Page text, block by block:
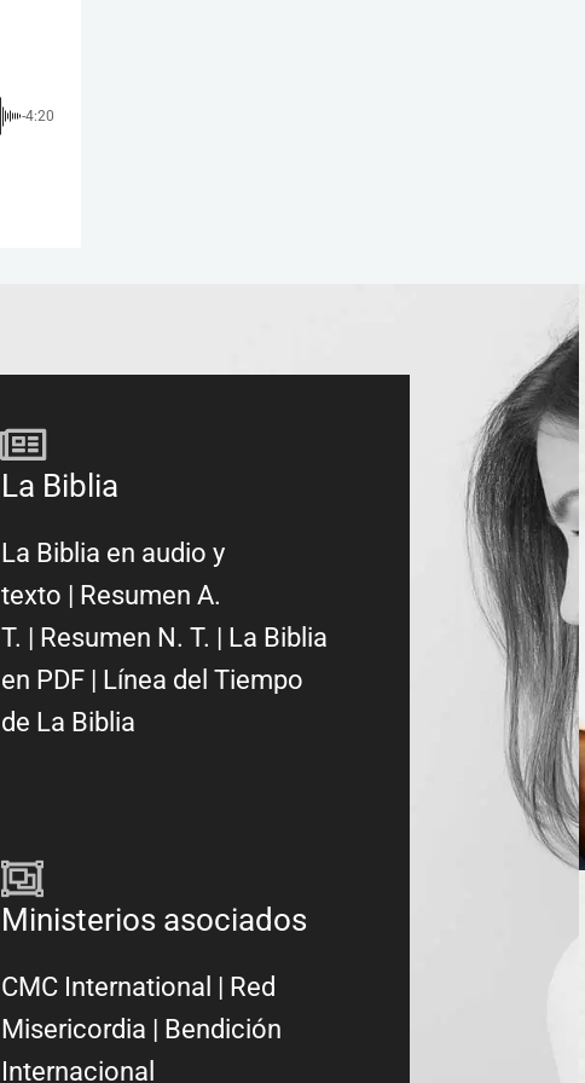
-4:20
La Biblia
La Biblia en audio y
texto | Resumen A.
T. | Resumen N. T. | La Biblia
en PDF| Línea del Tiempo
de La Biblia
Ministerios asociados
CMC International | Red
Misericordia | Bendición
Internacional